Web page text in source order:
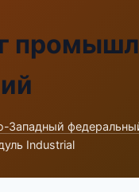
Западный
Industrial